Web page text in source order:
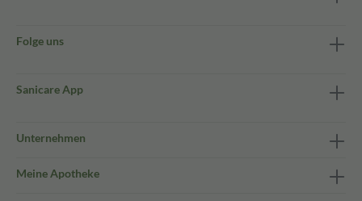
Folge uns
Sanicare App
Unternehmen
Meine Apotheke